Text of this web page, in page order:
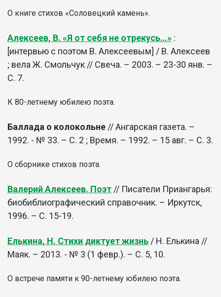
О книге стихов «Соловецкий камень».
Алексеев, В. «Я от себя не отрекусь…» :
[интервью с поэтом В. Алексеевым] / В. Алексеев
; вела Ж. Смольчук // Свеча. – 2003. – 23-30 янв. –
С. 7.
К 80-летнему юбилею поэта.
Баллада о колокольне // Ангарская газета. –
1992. - № 33. – С. 2 ; Время. – 1992. – 15 авг. – С. 3.
О сборнике стихов поэта.
Валерий Алексеев. Поэт // Писатели Приангарья:
биобиблиографический справочник. – Иркутск,
1996. – С. 15-19.
Елькина, Н. Стихи диктует жизнь / Н. Елькина //
Маяк. – 2013. - № 3 (1 февр.). – С. 5, 10.
О встрече памяти к 90-летнему юбилею поэта.